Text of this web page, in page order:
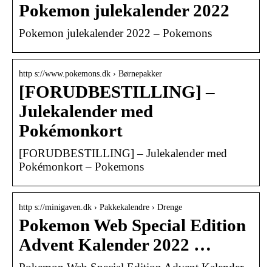
Pokemon julekalender 2022
Pokemon julekalender 2022 – Pokemons
http s://www.pokemons.dk › Børnepakker
[FORUDBESTILLING] –
Julekalender med
Pokémonkort
[FORUDBESTILLING] – Julekalender med
Pokémonkort – Pokemons
http s://minigaven.dk › Pakkekalendre › Drenge
Pokemon Web Special Edition
Advent Kalender 2022 …